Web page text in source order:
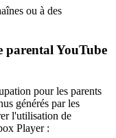
ou à des
parental YouTube
pour les parents
générés par les
l'utilisation de
Player :